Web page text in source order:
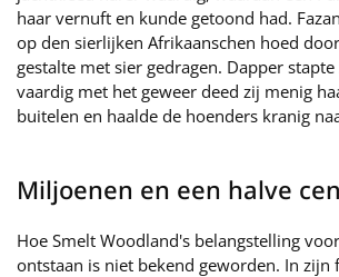
haar vernuft en kunde getoond had.
op den sierlijken Afrikaanschen hoed
gestalte met sier gedragen. Dapper
vaardig met het geweer deed zij menig
buitelen en haalde de hoenders kranig
Miljoenen en een halve
Hoe Smelt Woodland's belangstelling
ontstaan is niet bekend geworden. In zijn